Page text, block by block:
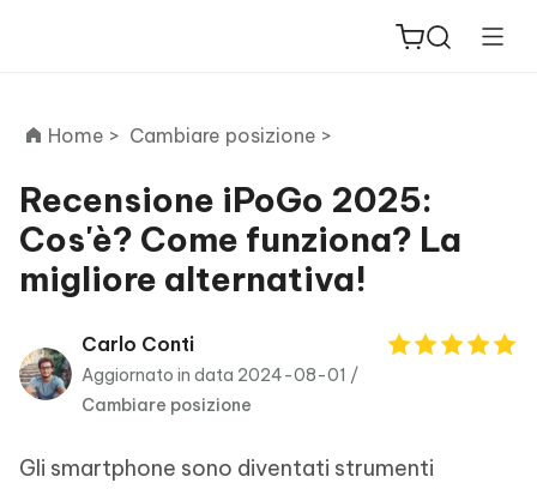
ReiBoot
for iOS
PDNob
PDF
Editor
New
iAnyGo
Home > Cambiare posizione >
Recensione iPoGo 2025:
Cos'è? Come funziona? La
migliore alternativa!
Carlo Conti
Aggiornato in data 2024-08-01 /
Cambiare posizione
Gli smartphone sono diventati strumenti